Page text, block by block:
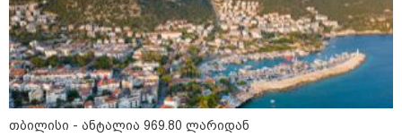
16:33 / 08-08-2026
"გიორგი ბარამიძემ რაღაც
არასწორად ჩამოაყალიბა,
მაგრამ ნამდვილად არ
ეკუთვნის წიხლი ივანიშვილის
ღალატზე დაფუძნებული
დიქტატურის მსახურებისგან" -
მიხეილ სააკაშვილი
თბილისი - ანტალია 969.80 ლარიდან